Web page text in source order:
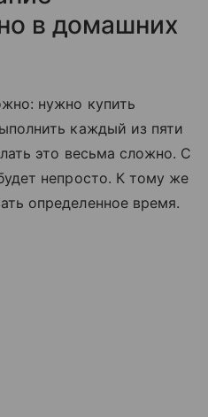
в домашних
нужно купить
каждый из пяти
это весьма сложно. С
непросто. К тому же
определенное время.